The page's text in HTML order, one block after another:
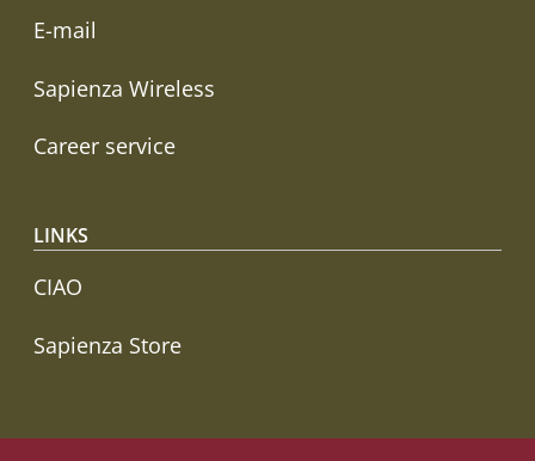
E-mail
Sapienza Wireless
Career service
LINKS
CIAO
Sapienza Store